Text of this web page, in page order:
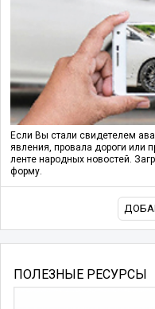
Если Вы стали свидетелем
явления, провала дороги или
ленте народных новостей.
форму.
ПОЛЕЗНЫЕ РЕСУРСЫ